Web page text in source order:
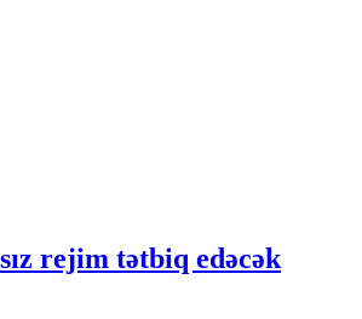
rejim tətbiq edəcək